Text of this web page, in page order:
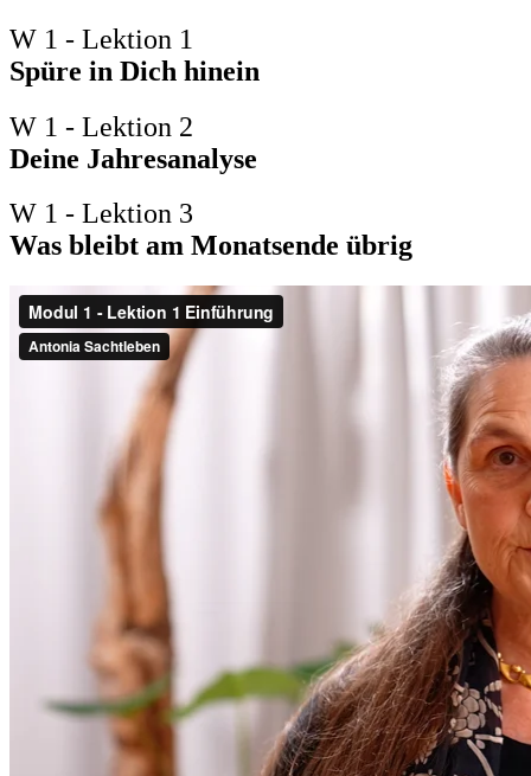
W 1 - Lektion 1
Spüre in Dich hinein
W 1 - Lektion 2
Deine Jahresanalyse
W 1 - Lektion 3
Was bleibt am Monatsende übrig